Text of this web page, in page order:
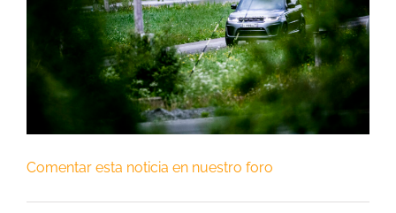
Comentar esta noticia en nuestro foro